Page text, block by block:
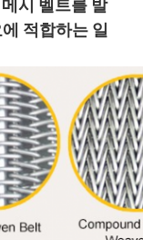
시 벨트를 발
적합하는 일